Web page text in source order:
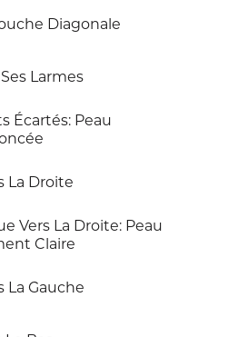
Diagonale
Larmes
Écartés: Peau
La Droite
Vers La Droite: Peau
Claire
La Gauche